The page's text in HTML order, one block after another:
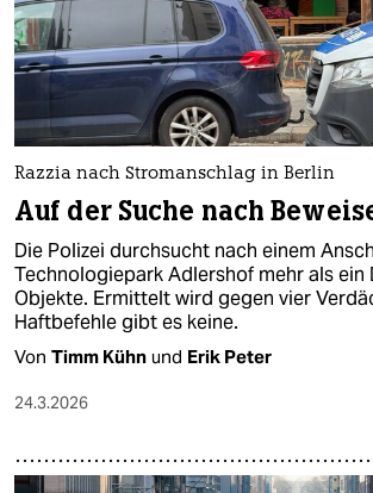
Razzia nach Stromanschlag in Berlin
Auf der Suche nach
Die Polizei durchsucht nach einem
Technologiepark Adlershof mehr als ein
Objekte. Ermittelt wird gegen vier
Haftbefehle gibt es keine.
Von Timm Kühn und Erik Peter
24.3.2026